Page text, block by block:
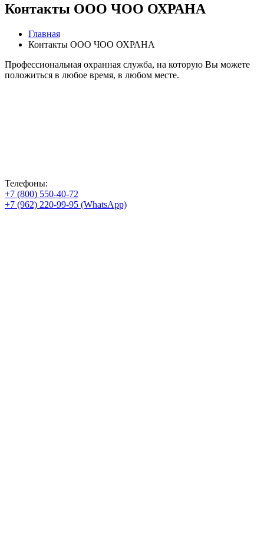
Контакты ООО ЧОО ОХРАНА
Главная
Контакты ООО ЧОО ОХРАНА
Профессиональная охранная служба, на которую Вы можете
положиться в любое время, в любом месте.
Телефоны:
+7 (800) 550-40-72
+7 (962) 220-99-95 (WhatsApp)